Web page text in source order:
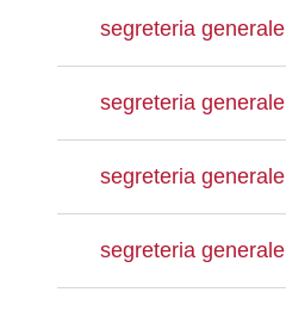
segreteria generale
segreteria generale
segreteria generale
segreteria generale